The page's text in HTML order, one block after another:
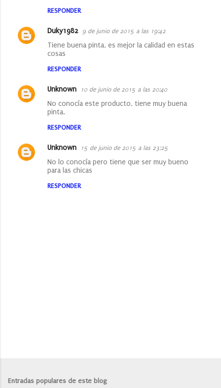
RESPONDER
Duky1982 9 de junio de 2015 a las 19:42
Tiene buena pinta, es mejor la calidad en estas
cosas
RESPONDER
Unknown 10 de junio de 2015 a las 20:40
No conocía este producto, tiene muy buena
pinta.
RESPONDER
Unknown 15 de junio de 2015 a las 23:25
No lo conocía pero tiene que ser muy bueno
para las chicas
RESPONDER
l
Entradas populares de este blog